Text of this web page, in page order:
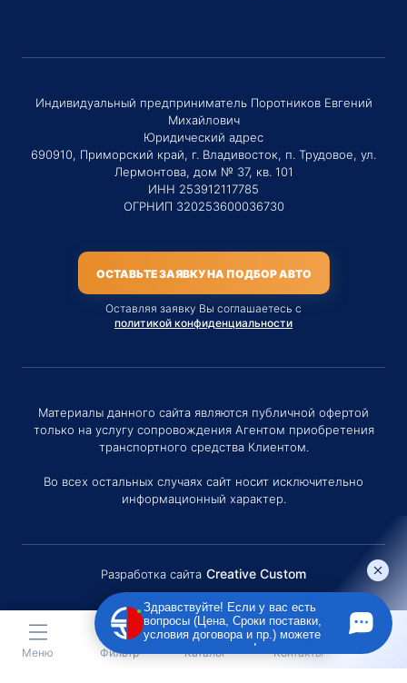
Индивидуальный предприниматель Поротников Евгений
Михайлович
Юридический адрес
690910, Приморский край, г. Владивосток, п. Трудовое, ул.
Лермонтова, дом № 37, кв. 101
ИНН 253912117785
ОГРНИП 320253600036730
ОСТАВЬТЕ ЗАЯВКУ НА ПОДБОР АВТО
Оставляя заявку Вы соглашаетесь с
политикой конфиденциальности
Материалы данного сайта являются публичной офертой
только на услугу сопровождения Агентом приобретения
транспортного средства Клиентом.
Во всех остальных случаях сайт носит исключительно
информационный характер.
Разработка сайта Creative Custom
Меню Фильтр Каталог Контакты
Здравствуйте! Если у вас есть
вопросы (Цена, Сроки поставки,
условия договора и пр.) можете
задать их мне в чат!